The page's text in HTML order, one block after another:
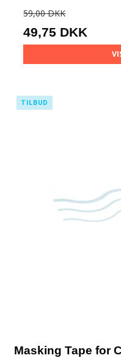
59,00 DKK
49,75 DKK
TILBUD
Masking Tape for